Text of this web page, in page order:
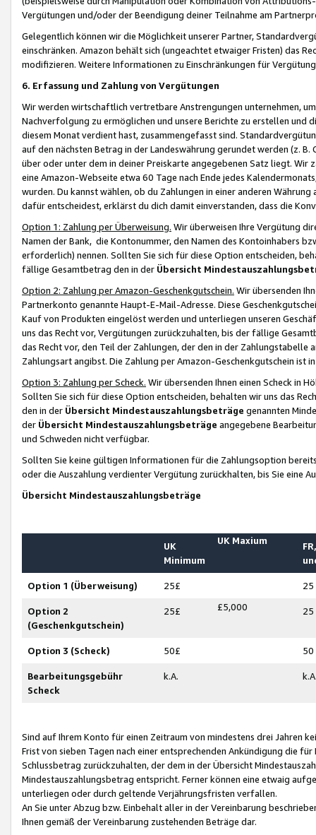
Vergütungen und/oder der Beendigung deiner Teilnahme am
Gelegentlich können wir die Möglichkeit unserer Partner,
einschränken. Amazon behält sich (ungeachtet etwaiger Fristen) das
modifizieren. Weitere Informationen zu Einschränkungen für
6. Erfassung und Zahlung von Vergütungen
Wir werden wirtschaftlich vertretbare Anstrengungen unternehmen,
Nachverfolgung zu ermöglichen und unsere Berichte zu erstellen und
diesem Monat verdient hast, zusammengefasst sind.
auf den nächsten Betrag in der Landeswährung gerundet werden (z.
über oder unter dem in deiner Preiskarte angegebenen Satz liegt.
eine Amazon-Webseite etwa 60 Tage nach Ende jedes
wurden. Du kannst wählen, ob du Zahlungen in einer anderen
dafür entscheidest, erklärst du dich damit einverstanden, dass die
Option 1: Zahlung per Überweisung. Wir überweisen Ihre Vergütung
Namen der Bank, die Kontonummer, den Namen des Kontoinhabers
erforderlich) nennen. Sollten Sie sich für diese Option entscheiden,
fällige Gesamtbetrag den in der Übersicht
Option 2: Zahlung per Amazon-Geschenkgutschein. Wir übersenden
Partnerkonto genannte Haupt-E-Mail-Adresse. Diese
Kauf von Produkten eingelöst werden und unterliegen unseren
uns das Recht vor, Vergütungen zurückzuhalten, bis der fällige
das Recht vor, den Teil der Zahlungen, der den in der
Zahlungsart angibst. Die Zahlung per Amazon-Geschenkgutschein ist
Option 3: Zahlung per Scheck. Wir übersenden Ihnen einen Scheck in
Sollten Sie sich für diese Option entscheiden, behalten wir uns das
den in der Übersicht Mindestauszahlungsbeträge genannten
der Übersicht Mindestauszahlungsbeträge angegebene
und Schweden nicht verfügbar.
Sollten Sie keine gültigen Informationen für die Zahlungsoption
oder die Auszahlung verdienter Vergütung zurückhalten, bis Sie
Übersicht Mindestauszahlungsbeträge
UK
Minimum
UK Maxium
Option 1 (Überweisung) 25£ 25
Option 2
(Geschenkgutschein)
25£ £5,000 25
Option 3 (Scheck) 50£ 50
Bearbeitungsgebühr
Scheck
k.A.
Sind auf Ihrem Konto für einen Zeitraum von mindestens drei Jahren
Frist von sieben Tagen nach einer entsprechenden Ankündigung die
Schlussbetrag zurückzuhalten, der dem in der Übersicht
Mindestauszahlungsbetrag entspricht. Ferner können eine etwaig
unterliegen oder durch geltende Verjährungsfristen verfallen.
An Sie unter Abzug bzw. Einbehalt aller in der Vereinbarung
Ihnen gemäß der Vereinbarung zustehenden Beträge dar.